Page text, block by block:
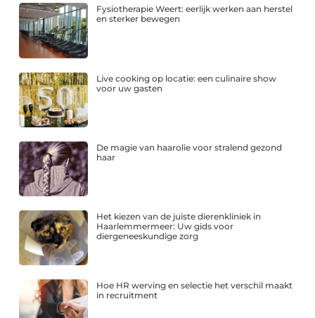
Fysiotherapie Weert: eerlijk werken aan herstel
en sterker bewegen
Live cooking op locatie: een culinaire show
voor uw gasten
De magie van haarolie voor stralend gezond
haar
Het kiezen van de juiste dierenkliniek in
Haarlemmermeer: Uw gids voor
diergeneeskundige zorg
Hoe HR werving en selectie het verschil maakt
in recruitment